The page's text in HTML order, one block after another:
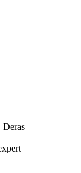
Deras